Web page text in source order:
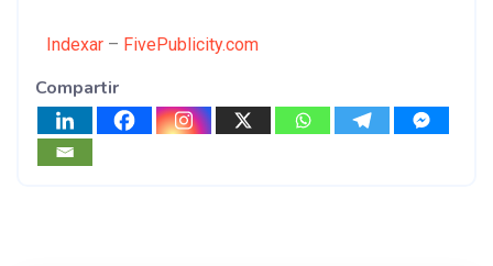
Indexar – FivePublicity.com
Compartir